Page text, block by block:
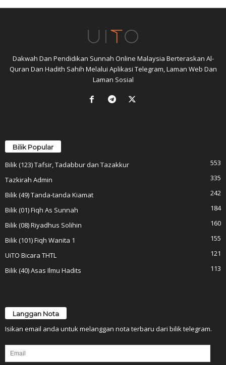
Dakwah Dan Pendidikan Sunnah Online Malaysia Berteraskan Al-
Quran Dan Hadith Sahih Melalui Aplikasi Telegram, Laman Web Dan
Laman Sosial
Bilik Popular
Bilik (123) Tafsir, Tadabbur dan Tazakkur
553
Tazkirah Admin
335
Bilik (49) Tanda-tanda Kiamat
242
Bilik (01) Fiqh As Sunnah
184
Bilik (08) Riyadhus Solihin
160
Bilik (101) Fiqh Wanita 1
155
UiTO Bicara THTL
121
Bilik (40) Asas Ilmu Hadits
113
Langgan Nota
Isikan email anda untuk melanggan nota terbaru dari bilik telegram.
Email